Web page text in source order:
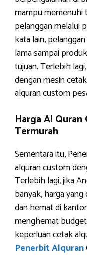
mampu memenuhi
pelanggan melalui
kata lain,
lama sampai
tujuan. Terlebih
dengan mesin
alquran custom
Harga Al
Termurah
Sementara itu,
alquran custom
Terlebih lagi, jika
banyak, harga
dan hemat di
menghemat
keperluan cetak
Penerbit Alquran